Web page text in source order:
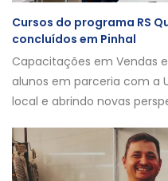
Cursos do programa RS
concluídos em Pinhal
Capacitações em Vendas
alunos em parceria com a
local e abrindo novas